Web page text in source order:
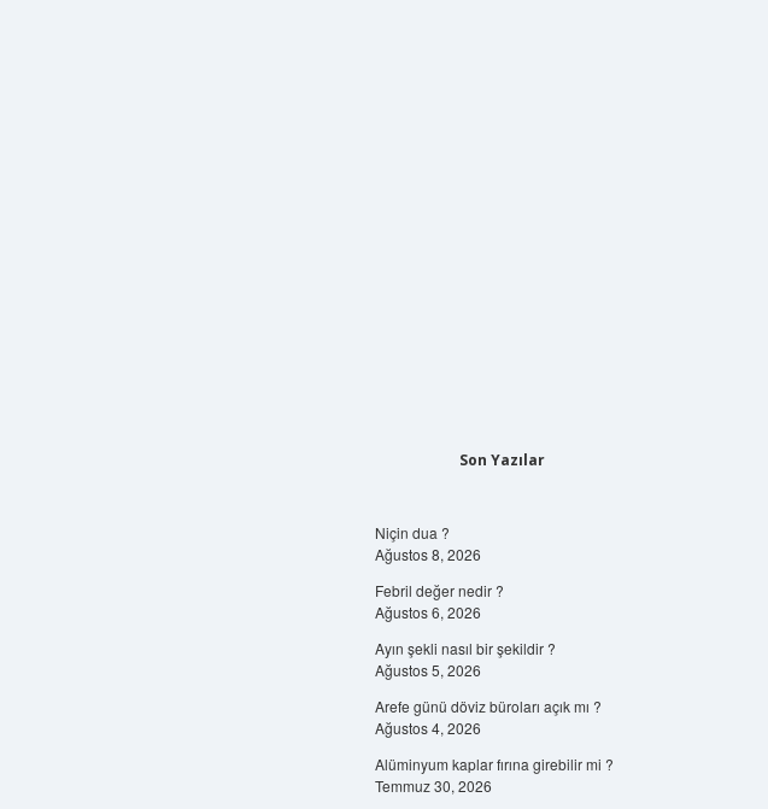
Son Yazılar
Niçin dua ?
Ağustos 8, 2026
Febril değer nedir ?
Ağustos 6, 2026
Ayın şekli nasıl bir şekildir ?
Ağustos 5, 2026
Arefe günü döviz büroları açık mı ?
Ağustos 4, 2026
Alüminyum kaplar fırına girebilir mi ?
Temmuz 30, 2026